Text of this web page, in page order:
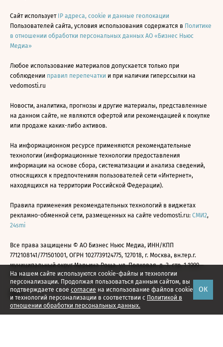
На нашем сайте используются cookie-файлы и технологии
персонализации. Продолжая пользоваться данным сайтом, вы
подтверждаете свое согласие на использование файлов cookie
и технологий персонализации в соответствии с Политикой в
отношении обработки персональных данных.
ОК
Сайт использует IP адреса, cookie и данные геолокации
Пользователей сайта, условия использования содержатся в Политике
в отношении обработки персональных данных АО «Бизнес Ньюс
Медиа»
Любое использование материалов допускается только при
соблюдении правил перепечатки и при наличии гиперссылки на
vedomosti.ru
Новости, аналитика, прогнозы и другие материалы, представленные
на данном сайте, не являются офертой или рекомендацией к покупке
или продаже каких-либо активов.
На информационном ресурсе применяются рекомендательные
технологии (информационные технологии предоставления
информации на основе сбора, систематизации и анализа сведений,
относящихся к предпочтениям пользователей сети «Интернет»,
находящихся на территории Российской Федерации).
Правила применения рекомендательных технологий в виджетах
рекламно-обменной сети, размещенных на сайте vedomosti.ru: СМИ2,
24smi
Все права защищены © АО Бизнес Ньюс Медиа, ИНН/КПП
7712108141/771501001, ОГРН 1027739124775, 127018, г. Москва, вн.тер.г.
муниципальный округ Марьина Роща, ул. Полковая, д. 3, стр. 1 1999—
2026